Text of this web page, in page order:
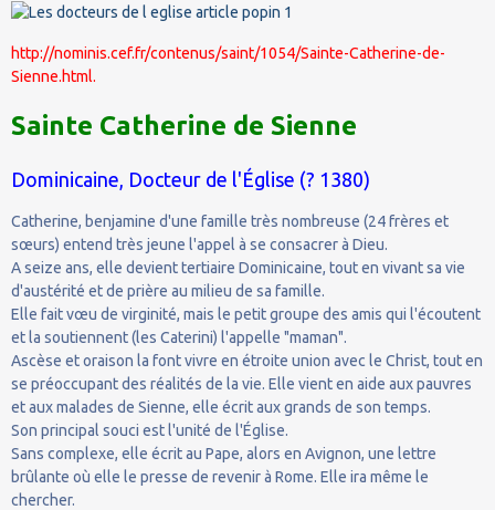
http://nominis.cef.fr/contenus/saint/1054/Sainte-Catherine-de-
Sienne.html.
Sainte Catherine de Sienne
Dominicaine, Docteur de l'Église (? 1380)
Catherine, benjamine d'une famille très nombreuse (24 frères et
sœurs) entend très jeune l'appel à se consacrer à Dieu.
A seize ans, elle devient tertiaire Dominicaine, tout en vivant sa vie
d'austérité et de prière au milieu de sa famille.
Elle fait vœu de virginité, mais le petit groupe des amis qui l'écoutent
et la soutiennent (les Caterini) l'appelle "maman".
Ascèse et oraison la font vivre en étroite union avec le Christ, tout en
se préoccupant des réalités de la vie. Elle vient en aide aux pauvres
et aux malades de Sienne, elle écrit aux grands de son temps.
Son principal souci est l'unité de l'Église.
Sans complexe, elle écrit au Pape, alors en Avignon, une lettre
brûlante où elle le presse de revenir à Rome. Elle ira même le
chercher.